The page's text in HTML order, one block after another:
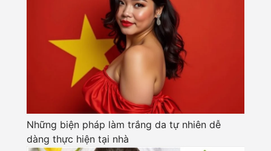
Những biện pháp làm trắng da tự nhiên dễ
dàng thực hiện tại nhà